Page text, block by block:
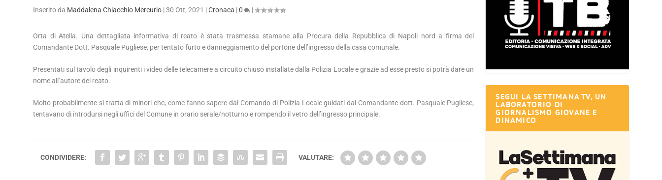
Inserito da Maddalena Chiacchio Mercurio |30 Ott, 2021 |Cronaca |0 |
Orta di Atella. Una dettagliata informativa di reato è stata trasmessa stamane alla Procura della Repubblica di Napoli nord a firma del
Comandante Dott. Pasquale Pugliese, per tentato furto e danneggiamento del portone dell’ingresso della casa comunale.
Presentati sul tavolo degli inquirenti i video delle telecamere a circuito chiuso installate dalla Polizia Locale e grazie ad esse presto si potrà dare un
nome all’autore del reato.
Molto probabilmente si tratta di minori che, come fanno sapere dal Comando di Polizia Locale guidati dal Comandante dott. Pasquale Pugliese,
tentavano di introdursi negli uffici del Comune in orario serale/notturno e rompendo il vetro dell’ingresso principale.
CONDIVIDERE: VALUTARE:
SEGUI LA SETTIMANA TV, UN
LABORATORIO DI
GIORNALISMO GIOVANE E
DINAMICO